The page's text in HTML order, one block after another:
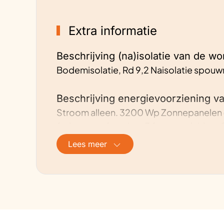
Extra informatie
Beschrijving (na)isolatie van de
Bodemisolatie, Rd 9,2 Naisolatie
Beschrijving energievoorziening
Stroom alleen. 3200 Wp
Water via Warmtepomp, R290. WOLF
Lees meer